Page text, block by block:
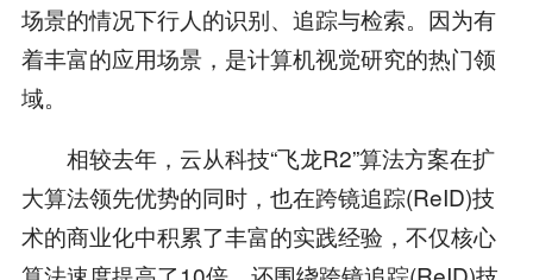
场景的情况下行人的识别、追踪与检索。因为有
着丰富的应用场景，是计算机视觉研究的热门领
域。
相较去年，云从科技“飞龙R2”算法方案在扩
大算法领先优势的同时，也在跨镜追踪(ReID)技
术的商业化中积累了丰富的实践经验，不仅核心